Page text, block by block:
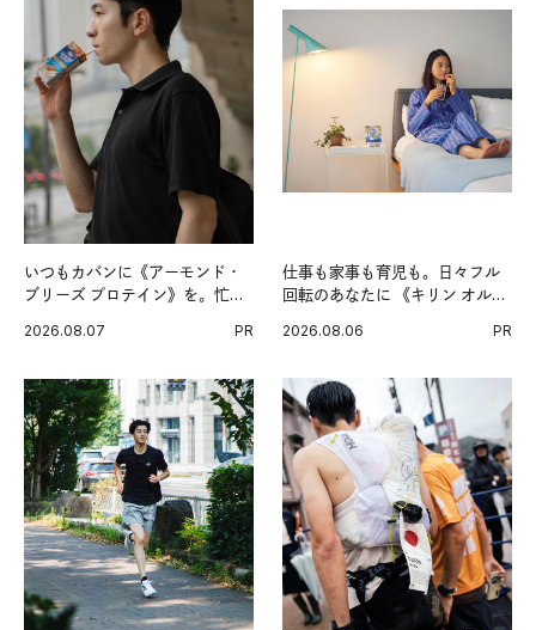
いつもカバンに《アーモンド・
ブリーズ プロテイン》を。忙し
グ習慣。
2026.08.07 PR
仕事も家事も育児も。日々フル
回転のあなたに 《キリン オルニ
2026.08.06 PR